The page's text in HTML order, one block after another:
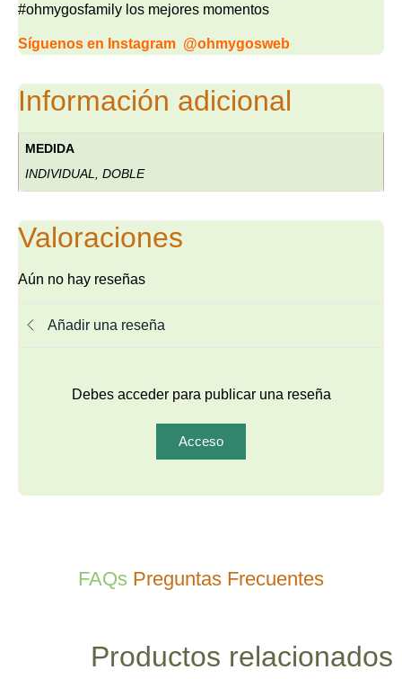
#ohmygosfamily los mejores momentos
Síguenos en Instagram @ohmygosweb
Información adicional
MEDIDA
INDIVIDUAL, DOBLE
Valoraciones
Aún no hay reseñas
Añadir una reseña
Debes acceder para publicar una reseña
Acceso
FAQs Preguntas Frecuentes
Productos relacionados